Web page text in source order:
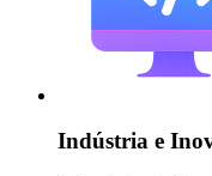
Indústria e